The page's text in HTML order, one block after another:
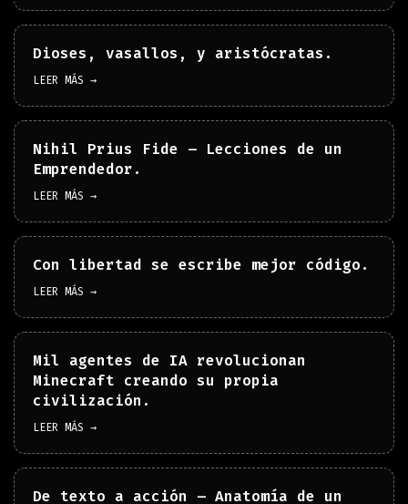
Dioses, vasallos, y aristócratas.
LEER MÁS →
Nihil Prius Fide – Lecciones de un
Emprendedor.
LEER MÁS →
Con libertad se escribe mejor código.
LEER MÁS →
Mil agentes de IA revolucionan
Minecraft creando su propia
civilización.
LEER MÁS →
De texto a acción – Anatomía de un